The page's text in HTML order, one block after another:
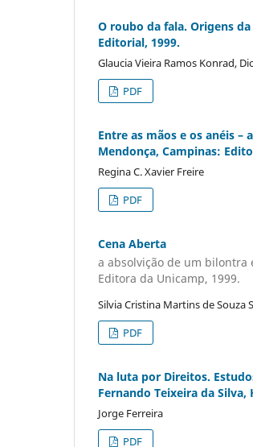
O roubo da fala. Origens
Editorial, 1999.
Glaucia Vieira Ramos Konrad,
PDF
Entre as mãos e os anéis –
Mendonça, Campinas:
Regina C. Xavier Freire
PDF
Cena Aberta
a absolvição de um bilontra
Editora da Unicamp, 1999.
Silvia Cristina Martins de Souza
PDF
Na luta por Direitos.
Fernando Teixeira da
Jorge Ferreira
PDF